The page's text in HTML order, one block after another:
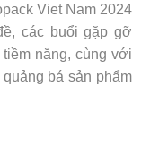
Viet Nam 2024
các buổi gặp gỡ
năng, cùng với
bá sản phẩm